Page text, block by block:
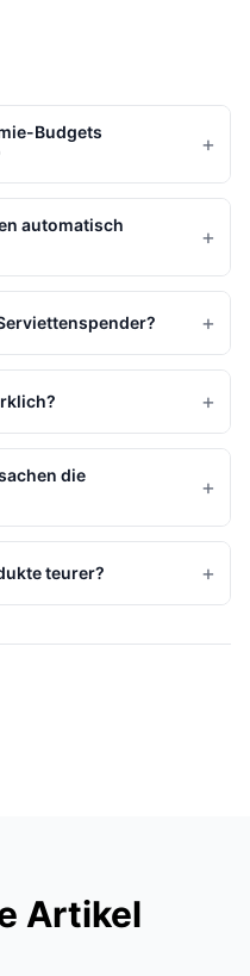
Budgets
+
automatisch
+
+
+
die
+
teurer? +
Artikel